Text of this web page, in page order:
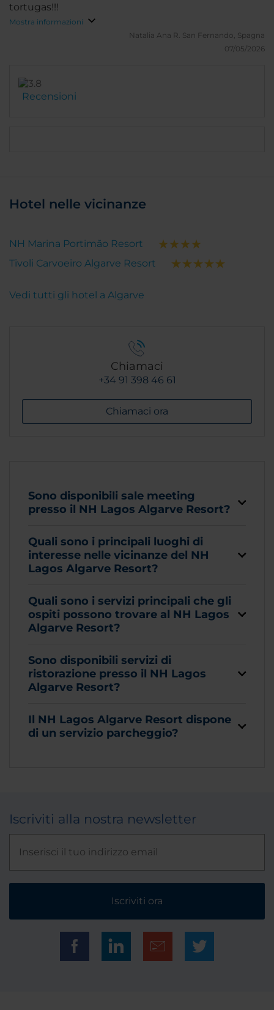
tortugas!!!
Mostra informazioni
Natalia Ana R. San Fernando, Spagna
07/05/2026
Recensioni
Hotel nelle vicinanze
NH Marina Portimão Resort
Tivoli Carvoeiro Algarve Resort
Vedi tutti gli hotel a Algarve
Chiamaci
+34 91 398 46 61
Chiamaci ora
Sono disponibili sale meeting
presso il NH Lagos Algarve Resort?
Quali sono i principali luoghi di
interesse nelle vicinanze del NH
Lagos Algarve Resort?
Quali sono i servizi principali che gli
ospiti possono trovare al NH Lagos
Algarve Resort?
Sono disponibili servizi di
ristorazione presso il NH Lagos
Algarve Resort?
Il NH Lagos Algarve Resort dispone
di un servizio parcheggio?
Iscriviti alla nostra newsletter
Iscriviti ora